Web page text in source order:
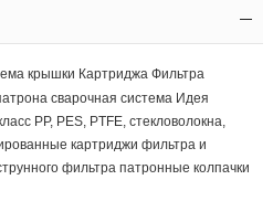
крышки Картриджа Фильтра
сварочная система Идея
PP, PES, PTFE, стекловолокна,
картриджи фильтра и
фильтра патронные колпачки